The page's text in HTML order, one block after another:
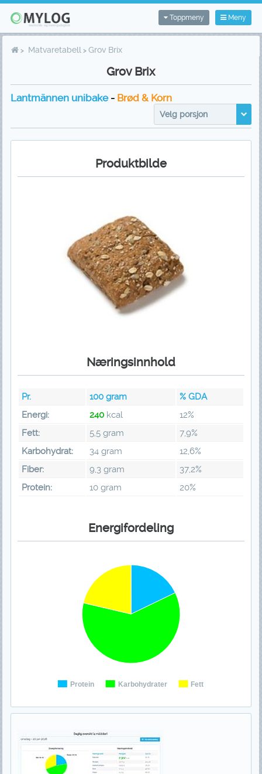
Meny
Toppmeny
Matvaretabell Grov Brix
Grov Brix
Lantmännen unibake- Brød & Korn
Velg porsjon
Produktbilde
Næringsinnhold
Pr. 100gram
% GDA
Energi:
240kcal
12%
Fett:
5,5 gram
7,9%
Karbohydrat:
34 gram
12,6%
Fiber:
9,3 gram
37,2%
Protein:
10 gram 20%
Energifordeling
Protein Karbohydrater Fett